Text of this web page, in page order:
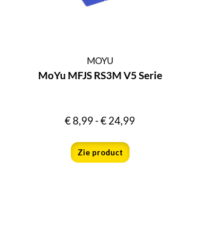
MOYU
MoYu MFJS RS3M V5 Serie
€8,99-€24,99
Zie product